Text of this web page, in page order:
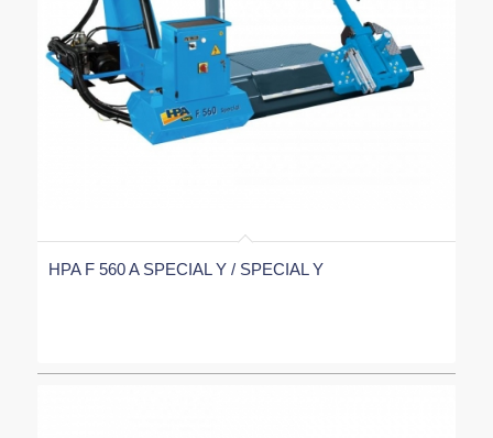
HPA F 560 A SPECIAL Y / SPECIAL Y